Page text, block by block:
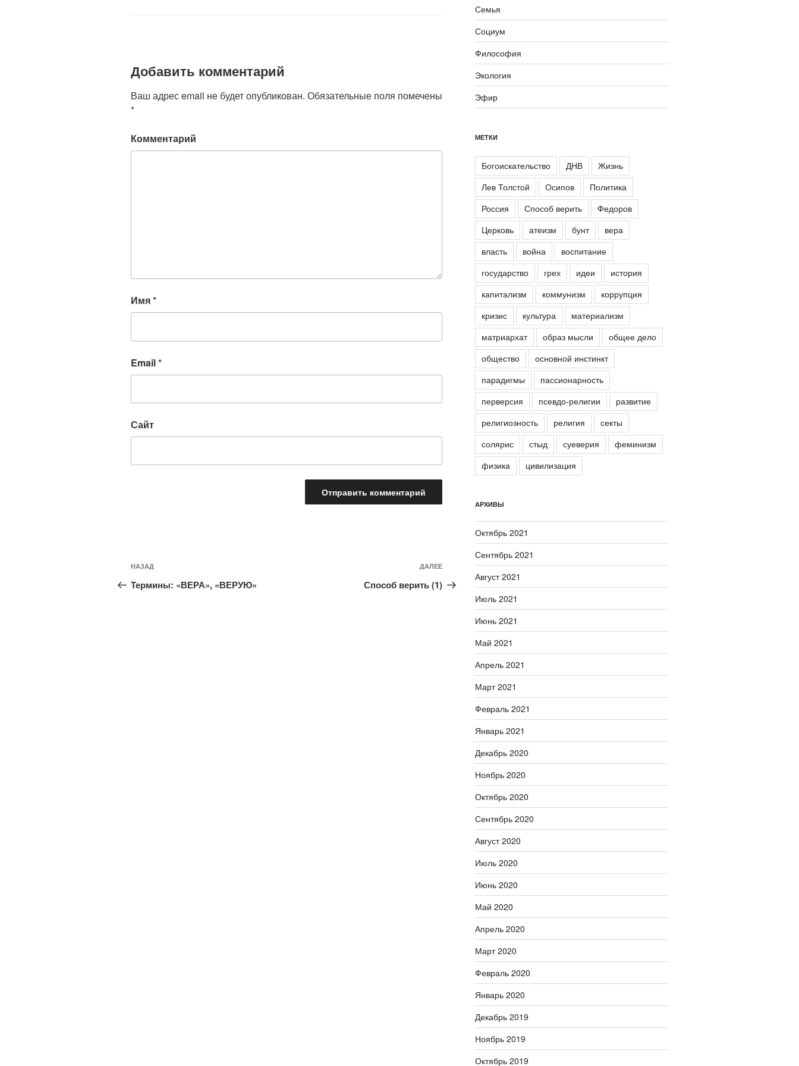
Добавить комментарий
Ваш адрес email не будет опубликован. Обязательные поля помечены
*
Комментарий
Имя*
Email*
Сайт
Навигация
по
Предыдущая
запись:
НАЗАД
Термины: «ВЕРА», «ВЕРУЮ»
Следующая
запись
ДАЛЕЕ
Способ верить (1)
Семья
Социум
Философия
Экология
Эфир
МЕТКИ
Богоискательство ДНВ
Жизнь
Лев Толстой
Осипов
Политика
Россия
Способ верить
Федоров
Церковь
атеизм бунт
вера
власть
война
воспитание
государство
грех идеи
история
капитализм
коммунизм
коррупция
кризис
культура
материализм
матриархат
образ мысли
общее дело
общество
основной инстинкт
парадигмы
пассионарность
перверсия
псевдо-религии
развитие
религиозность
религия
секты
солярис
стыд суеверия
феминизм
физика
цивилизация
АРХИВЫ
Октябрь 2021
Сентябрь 2021
Август 2021
Июль 2021
Июнь 2021
Май 2021
Апрель 2021
Март 2021
Февраль 2021
Январь 2021
Декабрь 2020
Ноябрь 2020
Октябрь 2020
Сентябрь 2020
Август 2020
Июль 2020
Июнь 2020
Май 2020
Апрель 2020
Март 2020
Февраль 2020
Январь 2020
Декабрь 2019
Ноябрь 2019
Октябрь 2019